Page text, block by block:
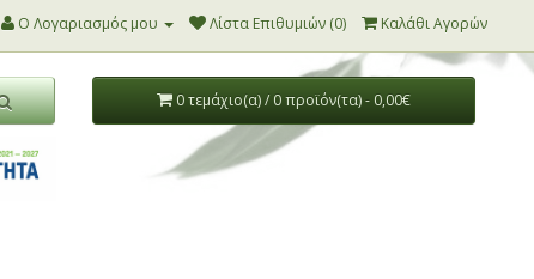
Ο Λογαριασμός μου Λίστα Επιθυμιών (0) Καλάθι Αγορών
0 τεμάχιο(α) / 0 προϊόν(τα) - 0,00€